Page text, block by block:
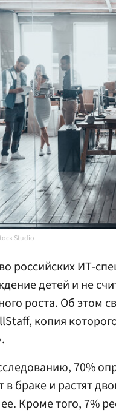
Studio
российских ИТ-
детей и не
роста. Об этом
копия
70%
в браке и растят
Кроме того, 7%